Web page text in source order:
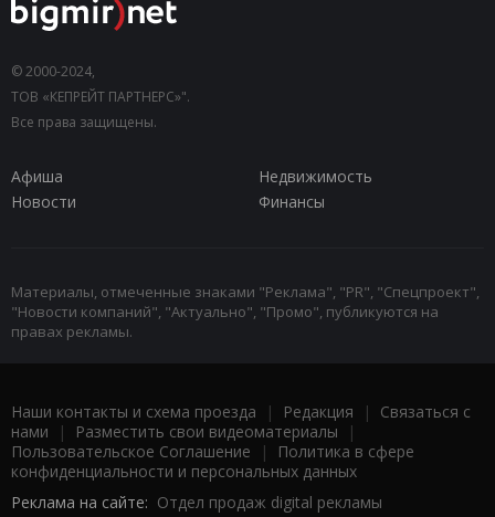
© 2000-2024,
ТОВ «КЕПРЕЙТ ПАРТНЕРС»".
Все права защищены.
Афиша
Недвижимость
Новости
Финансы
Материалы, отмеченные знаками "Реклама", "PR", "Спецпроект",
"Новости компаний", "Актуально", "Промо", публикуются на
правах рекламы.
Наши контакты и схема проезда | Редакция | Связаться с
нами | Разместить свои видеоматериалы |
Пользовательское Соглашение |
Политика в сфере
конфиденциальности и персональных данных
Реклама на сайте: Отдел продаж digital рекламы